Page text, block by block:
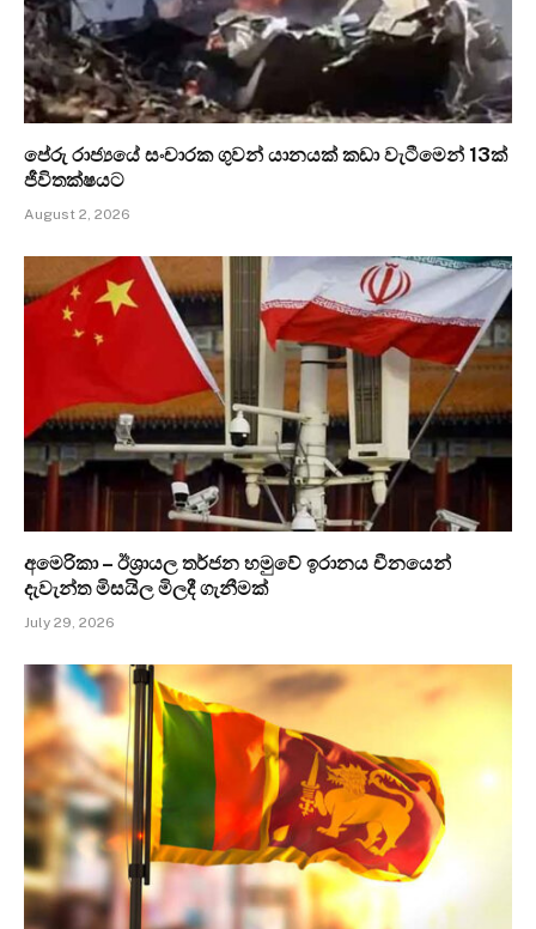
පේරු රාජ්‍යයේ සංචාරක ගුවන් යානයක් කඩා වැටීමෙන් 13ක්
ජීවිතක්ෂයට
August 2, 2026
අමෙරිකා – ඊශ්‍රායල තර්ජන හමුවේ ඉරානය චීනයෙන්
දැවැන්ත මිසයිල මිලදී ගැනීමක්
July 29, 2026